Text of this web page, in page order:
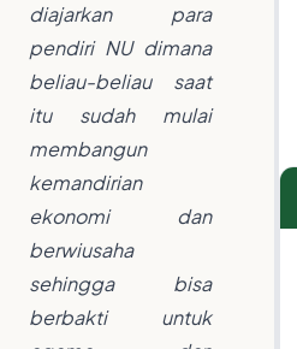
diajarkan para
pendiri NU dimana
beliau-beliau saat
itu sudah mulai
membangun
kemandirian
ekonomi dan
berwiusaha
sehingga bisa
berbakti untuk